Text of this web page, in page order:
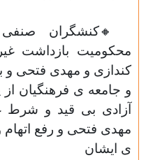
🔸کنشگران
محکومیت بازداشت
کندازی و مهدی فتحی و
و جامعه ی فرهنگیان از
آزادی بی قید و شرط
مهدی فتحی و رفع اتهام
ی ایشان